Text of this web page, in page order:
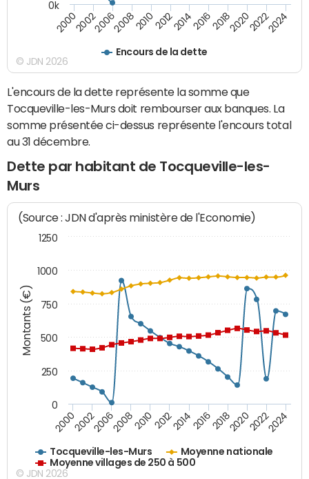
Encours de la dette
200020022006200820102012201420162018202020222024
0k
© JDN 2026
L'encours de la dette représente la somme que
Tocqueville-les-Murs doit rembourser aux banques. La
somme présentée ci-dessus représente l'encours total
au 31 décembre.
Dette par habitant de Tocqueville-les-
Murs
Montants (€)
(Source : JDN d'après ministère de l'Economie)
Tocqueville-les-Murs
Moyenne nationale
Moyenne villages de 250 à 500
200020022006200820102012201420162018202020222024
0
250
500
750
1000
1250
© JDN 2026